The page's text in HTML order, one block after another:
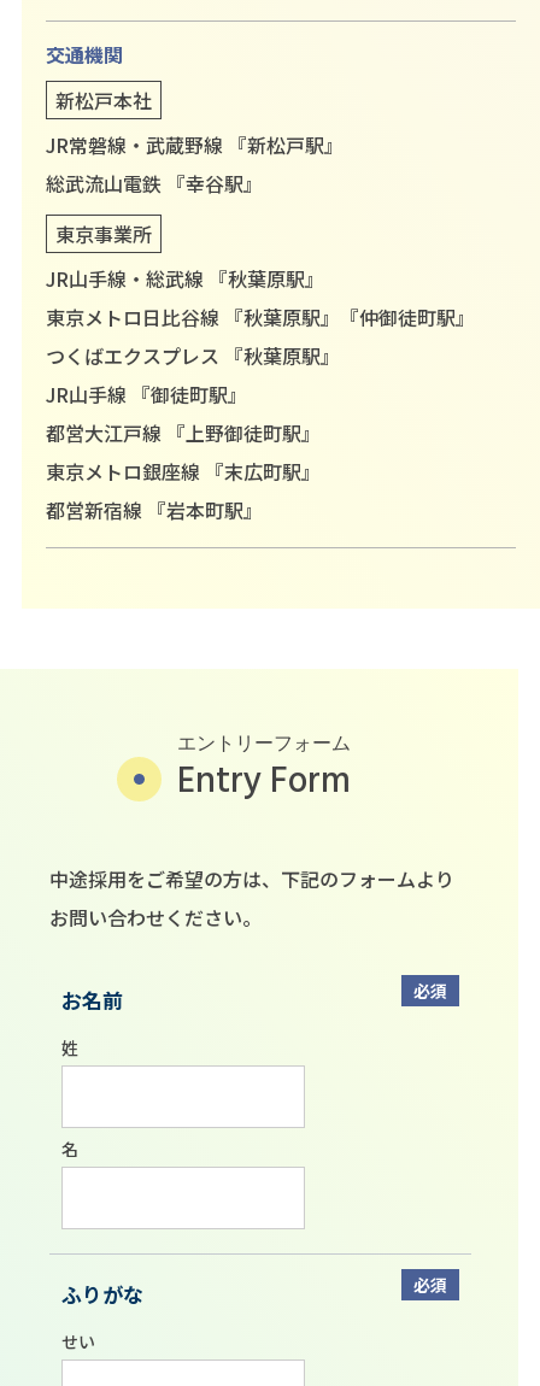
交通機関
新松戸本社
JR常磐線・武蔵野線 『新松戸駅』
総武流山電鉄 『幸谷駅』
東京事業所
JR山手線・総武線 『秋葉原駅』
東京メトロ日比谷線 『秋葉原駅』『仲御徒町駅』
つくばエクスプレス 『秋葉原駅』
JR山手線 『御徒町駅』
都営大江戸線 『上野御徒町駅』
東京メトロ銀座線 『末広町駅』
都営新宿線 『岩本町駅』
エントリーフォーム
Entry Form
中途採用をご希望の方は、下記のフォームより
お問い合わせください。
お名前 必須
姓
名
ふりがな 必須
せい